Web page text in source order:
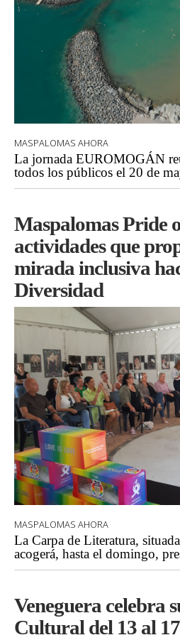
MASPALOMAS AHORA
La jornada EUROMOGÁN
todos los públicos el 20 de
Maspalomas Pride
actividades que
mirada inclusiva
Diversidad
MASPALOMAS AHORA
La Carpa de Literatura,
acogerá, hasta el domingo,
Veneguera celebra
Cultural del 13 al